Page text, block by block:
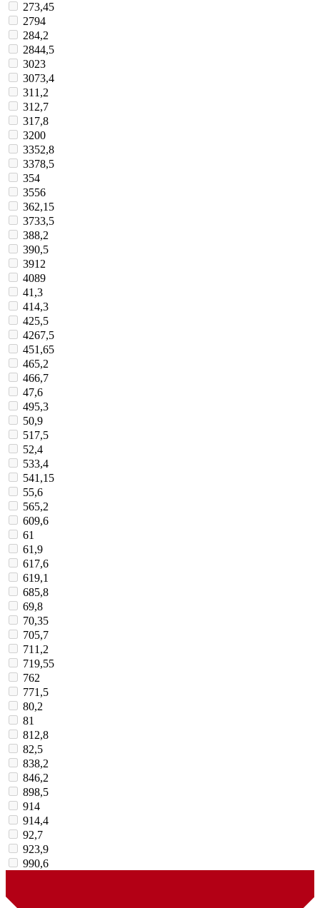
273,45
2794
284,2
2844,5
3023
3073,4
311,2
312,7
317,8
3200
3352,8
3378,5
354
3556
362,15
3733,5
388,2
390,5
3912
4089
41,3
414,3
425,5
4267,5
451,65
465,2
466,7
47,6
495,3
50,9
517,5
52,4
533,4
541,15
55,6
565,2
609,6
61
61,9
617,6
619,1
685,8
69,8
70,35
705,7
711,2
719,55
762
771,5
80,2
81
812,8
82,5
838,2
846,2
898,5
914
914,4
92,7
923,9
990,6